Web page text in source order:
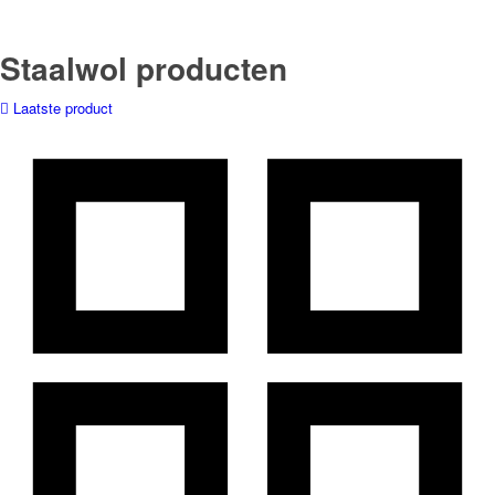
Staalwol producten
Laatste product